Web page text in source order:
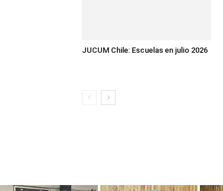
JUCUM Chile: Escuelas en julio 2026